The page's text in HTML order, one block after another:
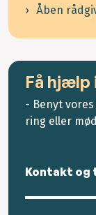
Åben
Få hjælp
- Benyt
ring eller
Kontakt